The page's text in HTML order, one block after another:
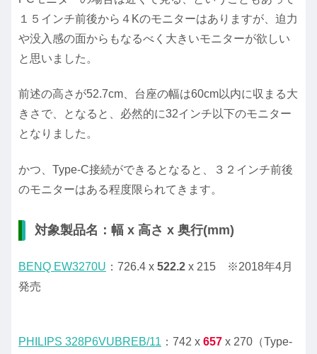
１５インチ前後から４Kのモニターはありますが、迫力
や没入感の面からもなるべく大きいモニターが欲しい
と思いました。
前述の高さが52.7cm、台座の幅は60cm以内に収まる大
きさで、となると、必然的に32インチ以下のモニター
となりました。
かつ、Type-C接続ができるとなると、３２インチ前後
のモニターはある程度限られてきます。
対象製品名：幅 x 高さ x 奥行(mm)
BENQ EW3270U ：726.4 x 522.2 x 215 ※2018年4月
発売
PHILIPS 328P6VUBREB/11 ：742 x 657 x 270（Type-